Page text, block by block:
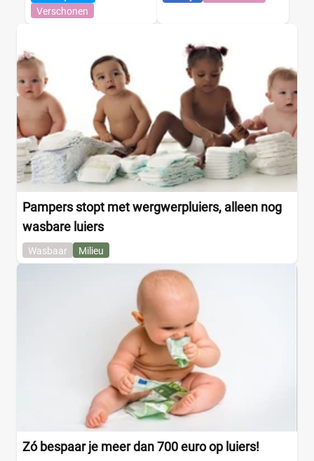
Verschonen
Pampers stopt met wergwerpluiers, alleen nog
wasbare luiers
Wasbaar Milieu
Zó bespaar je meer dan 700 euro op luiers!